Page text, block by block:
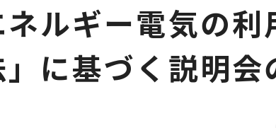
ネルギー電気の
に基づく説明会